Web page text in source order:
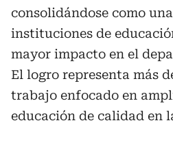
consolidándose como
instituciones de
mayor impacto en el
El logro representa más
trabajo enfocado en
educación de calidad en